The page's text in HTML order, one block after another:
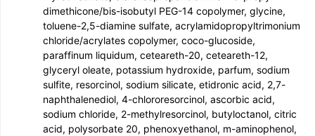
dimethicone/bis-isobutyl PEG-14 copolymer, glycine,
toluene-2,5-diamine sulfate, acrylamidopro­pyltrimonium
chloride/acrylates copolymer, coco-glucoside,
paraffinum liquidum, ceteareth-20, ceteareth-12,
glyceryl oleate, potassium hydroxide, parfum, sodium
sulfite, resorcinol, sodium silicate, etidronic acid, 2,7-
naphthalenediol, 4-chlororesorcinol, ascorbic acid,
sodium chloride, 2-methylresorcinol, butyloctanol, citric
acid, polysorbate 20, phenoxyethanol, m-aminophenol,